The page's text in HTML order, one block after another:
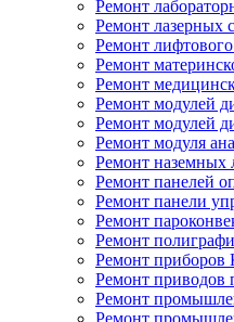
Ремонт
Ремонт лазерных
Ремонт
Ремонт
Ремонт
Ремонт модулей
Ремонт модулей
Ремонт модуля
Ремонт наземных
Ремонт панелей
Ремонт панели
Ремонт
Ремонт
Ремонт
Ремонт приводов
Ремонт
Ремонт